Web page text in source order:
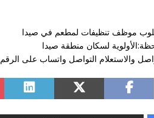
موظف تنظيفات لمطعم في صيدا
لسكان منطقة صيدا
والاستعلام التواصل واتساب على الرقم